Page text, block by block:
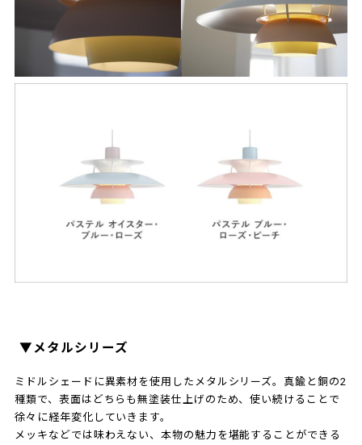
▼メタルシリーズ
ミドルシェードに異素材を使用したメタルシリーズ。真鍮と銅の2
種類で、表面はどちらも無塗装仕上げのため、使い続けることで
徐々に経年変化していきます。
メッキなどでは味わえない、本物の魅力を堪能することができる